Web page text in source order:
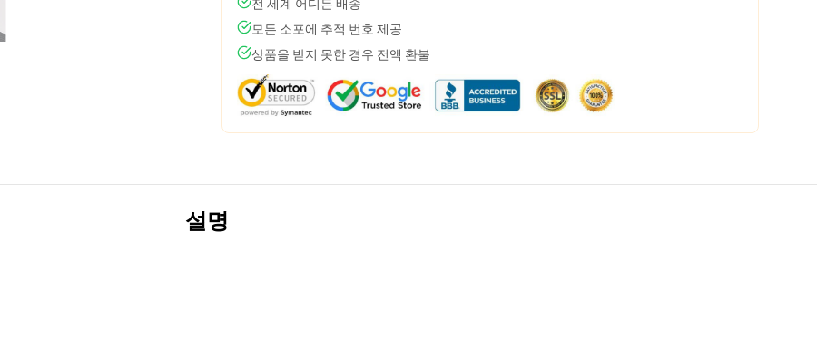
전 세계 어디든 배송
모든 소포에 추적 번호 제공
상품을 받지 못한 경우 전액 환불
설명